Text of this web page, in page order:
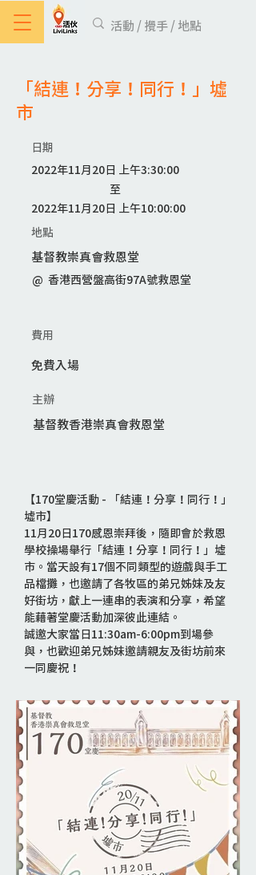
「結連！分享！同行！」墟
市
​日期
2022年11月20日 上午3:30:00
​至
2022年11月20日 上午10:00:00
地點
基督教崇真會救恩堂
@ 香港西營盤高街97A號救恩堂
費用
免費入場
主辦
基督教香港崇真會救恩堂
【170堂慶活動 - 「結連！分享！同行！」
墟市】
11月20日170感恩崇拜後，隨即會於救恩
學校操場舉行「結連！分享！同行！」墟
市。當天設有17個不同類型的遊戲與手工
品檔攤，也邀請了各牧區的弟兄姊妹及友
好街坊，獻上一連串的表演和分享，希望
能藉著堂慶活動加深彼此連結。
誠邀大家當日11:30am-6:00pm到場參
與，也歡迎弟兄姊妹邀請親友及街坊前來
一同慶祝！